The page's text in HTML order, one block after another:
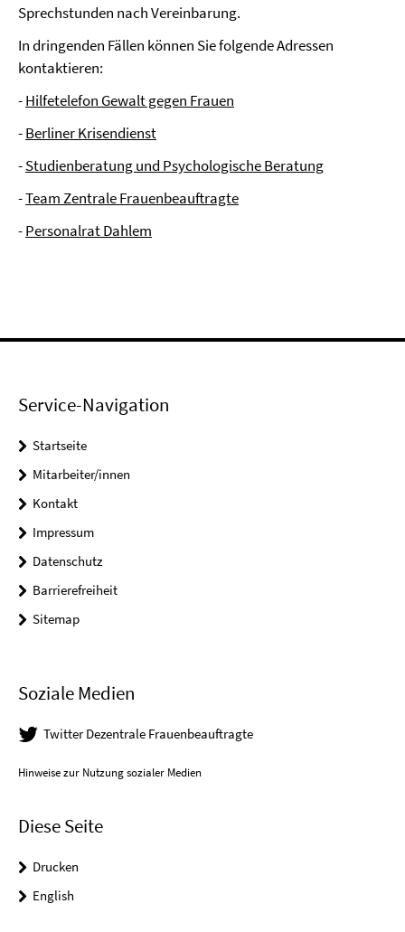
Sprechstunden nach Vereinbarung.
In dringenden Fällen können Sie folgende Adressen
kontaktieren:
-Hilfetelefon Gewalt gegen Frauen
-Berliner Krisendienst
-Studienberatung und Psychologische Beratung
-Team Zentrale Frauenbeauftragte
-Personalrat Dahlem
Service-Navigation
Startseite
Mitarbeiter/innen
Kontakt
Impressum
Datenschutz
Barrierefreiheit
Sitemap
Soziale Medien
Twitter Dezentrale Frauenbeauftragte
Hinweise zur Nutzung sozialer Medien
Diese Seite
Drucken
English